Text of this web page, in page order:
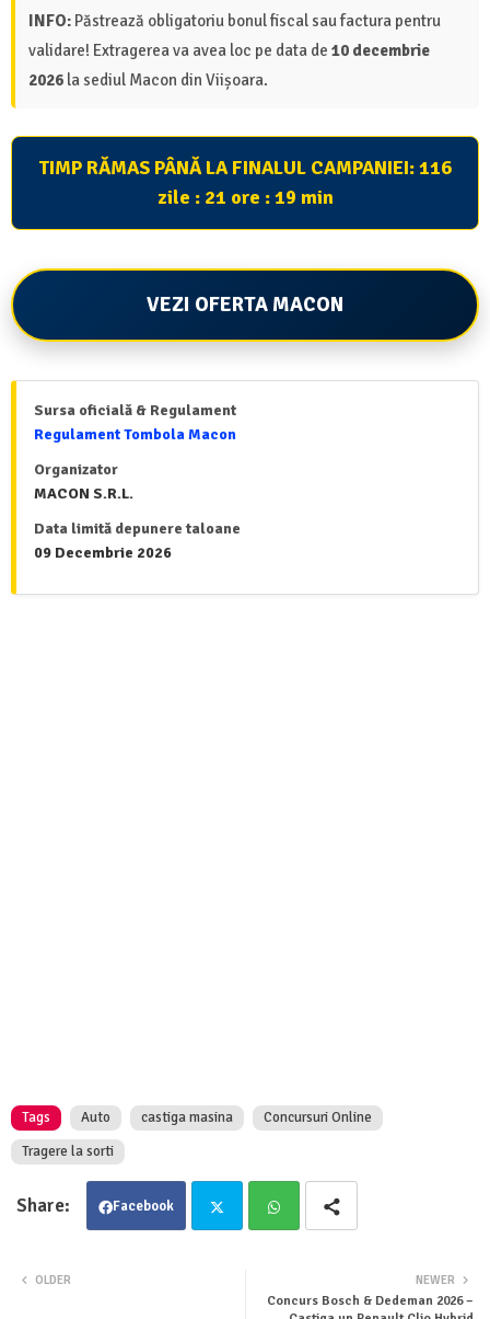
INFO: Păstrează obligatoriu bonul fiscal sau factura pentru
validare! Extragerea va avea loc pe data de 10 decembrie
2026 la sediul Macon din Viișoara.
TIMP RĂMAS PÂNĂ LA FINALUL CAMPANIEI:116
zile : 21 ore : 19 min
VEZI OFERTA MACON
Sursa oficială & Regulament
Regulament Tombola Macon
Organizator
MACON S.R.L.
Data limită depunere taloane
09 Decembrie 2026
Tags Auto castiga masina
Concursuri Online
Tragere la sorti
Facebook
tsa
NEWER
Concurs Bosch & Dedeman 2026 –
OLDER